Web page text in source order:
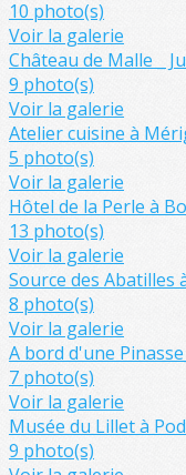
10 photo(s)
Voir la galerie
Château de Malle _
9 photo(s)
Voir la galerie
Atelier cuisine à
5 photo(s)
Voir la galerie
Hôtel de la Perle à
13 photo(s)
Voir la galerie
Source des Abatilles
8 photo(s)
Voir la galerie
A bord d'une
7 photo(s)
Voir la galerie
Musée du Lillet à
9 photo(s)